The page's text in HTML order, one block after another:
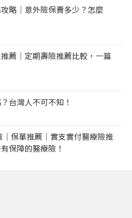
略｜意外險保費多少？怎麼
薦｜定期壽險推薦比較，一篇
台灣人不可不知！
保單推薦｜實支實付醫療險推
保障的醫療險！